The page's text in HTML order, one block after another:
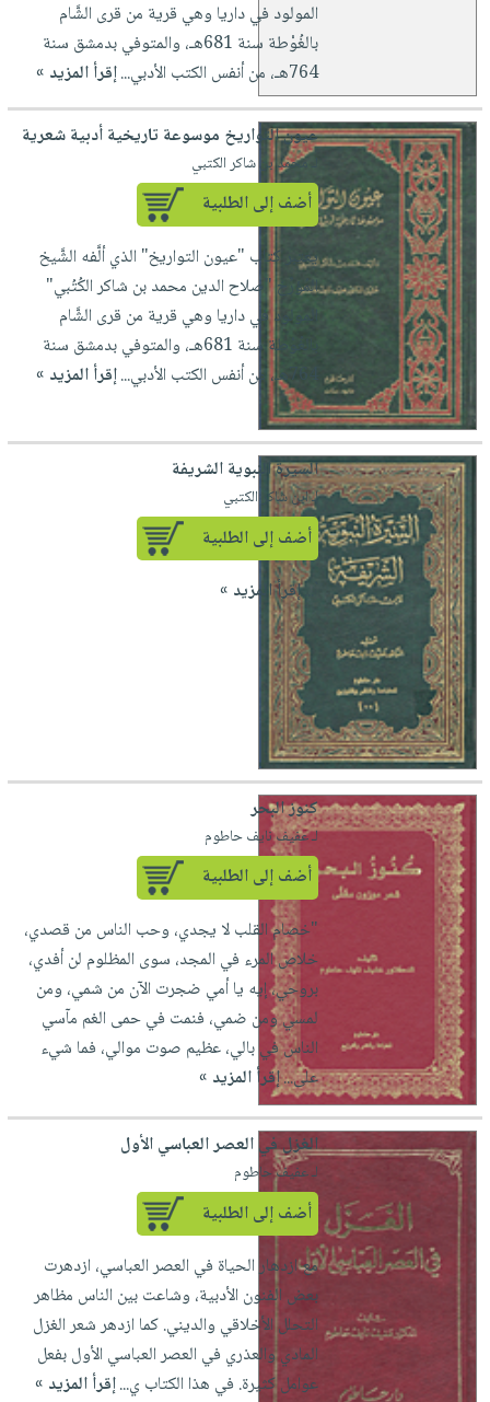
المولود في داريا وهي قرية من قرى الشَّام
بالغُوْطة سنة 681هـ، والمتوفي بدمشق سنة
764هـ، من أنفس الكتب الأدبي...
إقرأ المزيد »
عيون التواريخ موسوعة تاريخية أدبية شعرية
لـ محمد بن شاكر الكتبي
أضف إلى الطلبية
يعتبر كتاب "عيون التواريخ" الذي ألَّفه الشَّيخ
المُؤرِّخ "صلاح الدين محمد بن شاكر الكُتُبي"
المولود في داريا وهي قرية من قرى الشَّام
بالغُوْطة سنة 681هـ، والمتوفي بدمشق سنة
إقرأ المزيد »
السيرة النبوية الشريفة
لـ ابن شاكر الكتبي
أضف إلى الطلبية
`...إقرأ المزيد »
كنوز البحر
لـ عفيف نايف حاطوم
أضف إلى الطلبية
"خصام القلب لا يجدي، وحب الناس من قصدي،
خلاص المرء في المجد، سوى المظلوم لن أفدي،
بروحي، إيه يا أمي ضجرت الآن من شمي، ومن
لمسي ومن ضمي، فنمت في حمى الغم مآسي
الناس في بالي، عظيم صوت موالي، فما شيء
على...إقرأ المزيد »
الغزل في العصر العباسي الأول
لـ عفيف حاطوم
أضف إلى الطلبية
مع ازدهار الحياة في العصر العباسي، ازدهرت
بعض الفنون الأدبية، وشاعت بين الناس مظاهر
التحلل الأخلاقي والديني. كما ازدهر شعر الغزل
المادي والعذري في العصر العباسي الأول بفعل
عوامل كثيرة. في هذا الكتاب ي...إقرأ المزيد »